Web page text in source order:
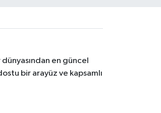
en güncel
bir arayüz ve kapsamlı